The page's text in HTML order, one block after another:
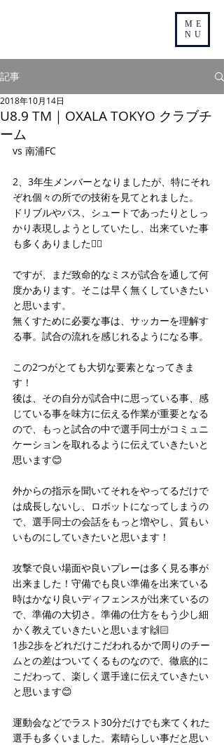
ME
NU
記事
U8.9 TM｜OXALA TOKYO クラブチ
ーム
2018年10月14日
vs 南浦FC
2、3年生メンバーとなりましたが、特にそれ
ぞれ個々の所での技術を見てとれました。
ドリブルやパス、シュートであったりとしっ
かり表現しようとしていたし、出来ていた事
も多くありました👍🏻
ですが、まだ致命的なミスが試合を通して何
度かあります。そこは早く無くしていきたい
と思います。
無くすために必要な事は、サッカーを理解す
る事。試合の流れを感じれるようになる事。
この2つがとても大切な要素となってきま
す！
後は、その自分が試合中に思っている事、感
じている事を味方に伝える作業が重要となる
ので、もっと試合の中で選手同士がコミュニ
ケーションを取れるように伝えていきたいと
思います😊
外からの指示を聞いてそれをやってるだけで
は成長しないし、ロボットになってしまうの
で、選手同士の会話をもっと増やし、質もい
いものにしていきたいと思います！
攻撃で良い場面や良いプレーは多く見る事が
出来ました！守備でも良い準備を出来ている
時はかなり良いディフェンスが出来ているの
で、準備の大切さ。準備の仕方をもう少し細
かく教えていきたいと思います🙌🏻
1歩2歩をどれだけこだわれるかで周りのチー
ムとの差はついてくるものなので、徹底的に
こだわって、楽しく選手達に伝えていきたい
と思います😊
運動会などでラスト30分だけでも来てくれた
選手も多くいました。素晴らしい事だと思い